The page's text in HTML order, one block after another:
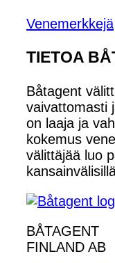
Venemerkkejä
TIETOA
Båtagent
vaivattomasti
on laaja ja
kokemus
välittäjää luo
BÅTAGENT
FINLAND AB